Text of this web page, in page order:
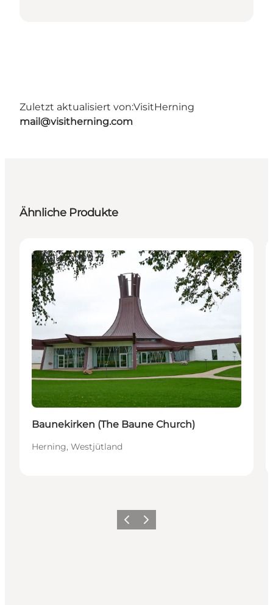
Zuletzt aktualisiert von:VisitHerning
mail@visitherning.com
Ähnliche Produkte
Attraktionen
Baunekirken (The Baune Church)
Herning, Westjütland
ZurückWeiter